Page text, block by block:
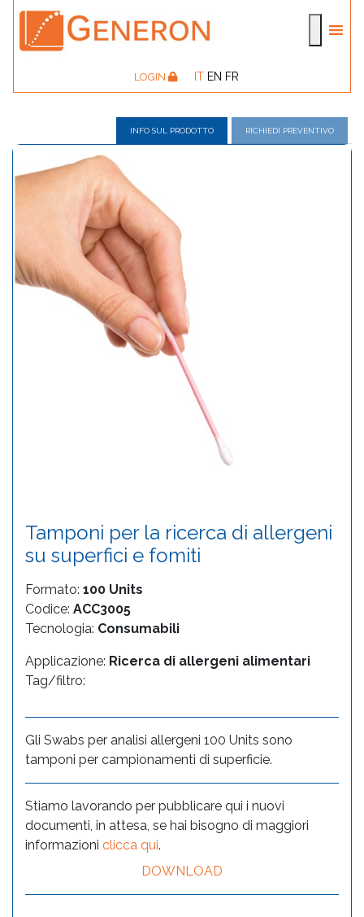
LOGIN IT EN FR
INFO SUL PRODOTTO RICHIEDI PREVENTIVO
Tamponi per la ricerca di allergeni
su superfici e fomiti
Formato: 100 Units
Codice: ACC3005
Tecnologia: Consumabili
Applicazione: Ricerca di allergeni alimentari
Tag/filtro:
Gli Swabs per analisi allergeni 100 Units sono
tamponi per campionamenti di superficie.
Stiamo lavorando per pubblicare qui i nuovi
documenti, in attesa, se hai bisogno di maggiori
informazioni clicca qui.
DOWNLOAD